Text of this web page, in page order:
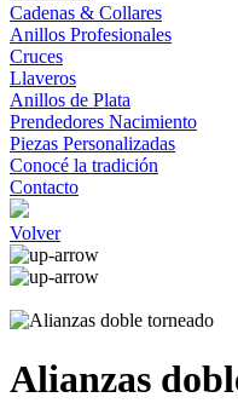
Cadenas & Collares
Anillos Profesionales
Cruces
Llaveros
Anillos de Plata
Prendedores Nacimiento
Piezas Personalizadas
Conocé la tradición
Contacto
Volver
Alianzas